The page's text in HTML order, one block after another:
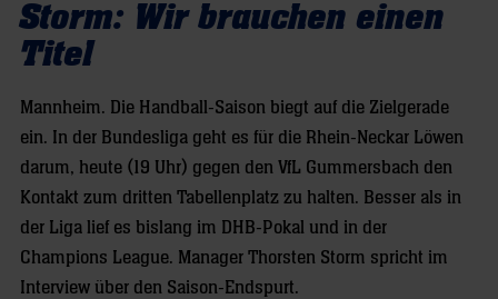
Storm: Wir brauchen einen
Titel
Mannheim. Die Handball-Saison biegt auf die Zielgerade
ein. In der Bundesliga geht es für die Rhein-Neckar Löwen
darum, heute (19 Uhr) gegen den VfL Gummersbach den
Kontakt zum dritten Tabellenplatz zu halten. Besser als in
der Liga lief es bislang im DHB-Pokal und in der
Champions League. Manager Thorsten Storm spricht im
Interview über den Saison-Endspurt.